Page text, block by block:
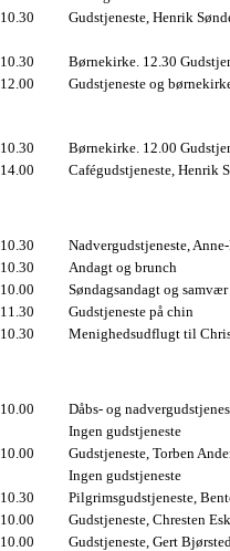
10.30
Gudstjeneste, Henrik
10.30
Børnekirke. 12.30
12.00
Gudstjeneste og
10.30
Børnekirke. 12.00
14.00 Cafégudstjeneste, Henrik
10.30
Nadvergudstjeneste,
10.30
Andagt og brunch
10.00
Søndagsandagt og samvær
11.30
Gudstjeneste på chin
10.30 Menighedsudflugt til
10.00
Dåbs- og
Ingen gudstjeneste
10.00
Gudstjeneste, Torben
Ingen gudstjeneste
10.30
Pilgrimsgudstjeneste,
10.00
Gudstjeneste, Chresten
10.00
Gudstjeneste, Gert